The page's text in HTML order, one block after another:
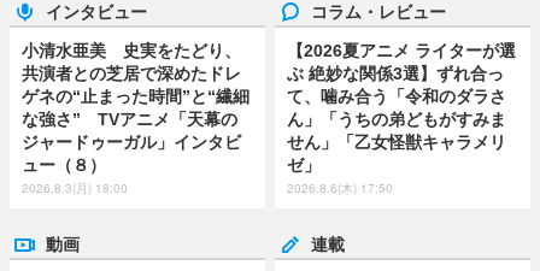
インタビュー
小清水亜美 史実をたどり、
共演者との芝居で深めたドレ
ゲネの“止まった時間”と“繊細
な強さ” TVアニメ「天幕の
ジャードゥーガル」インタビ
ュー（８）
2026.8.3(月) 18:00
コラム・レビュー
【2026夏アニメ ライターが選
ぶ 絶妙な関係3選】ずれ合っ
て、噛み合う「令和のダラさ
ん」「うちの弟どもがすみま
せん」「乙女怪獣キャラメリ
ゼ」
2026.8.6(木) 17:50
動画 連載